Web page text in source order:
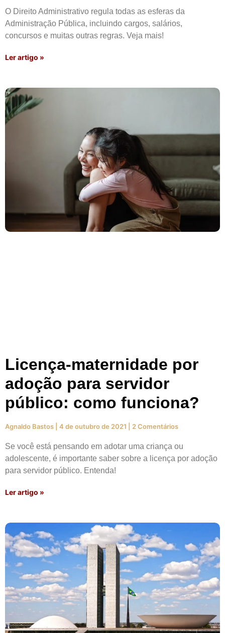
O Direito Administrativo regula todas as esferas da
Administração Pública, incluindo cargos, salários,
concursos e muitas outras regras. Veja mais!
Ler artigo »
Licença-maternidade por
adoção para servidor
público: como funciona?
Agnaldo Bastos 4 de outubro de 2021 2 Comentários
Se você está pensando em adotar uma criança ou
adolescente, é importante saber sobre a licença por adoção
para servidor público. Entenda!
Ler artigo »